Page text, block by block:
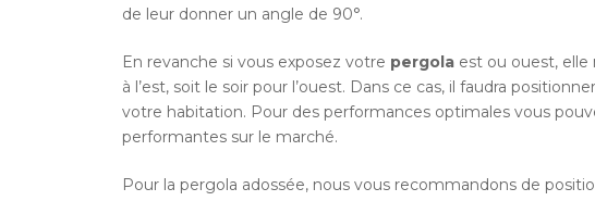
de leur donner un angle de 90°.
En revanche si vous exposez votre pergola est ou ouest, elle
à l’est, soit le soir pour l’ouest. Dans ce cas, il faudra
votre habitation. Pour des performances optimales vous
performantes sur le marché.
Pour la pergola adossée, nous vous recommandons de